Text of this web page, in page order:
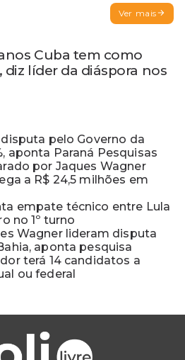
Ver mais
Cuba tem como
líder da diáspora nos
pelo Governo da
aponta Paraná Pesquisas
por Jaques Wagner
a R$ 24,5 milhões em
empate técnico entre Lula
no 1º turno
Wagner lideram disputa
aponta pesquisa
terá 14 candidatos a
ou federal